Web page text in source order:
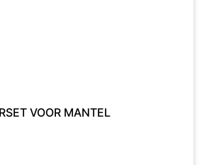
VOOR MANTEL